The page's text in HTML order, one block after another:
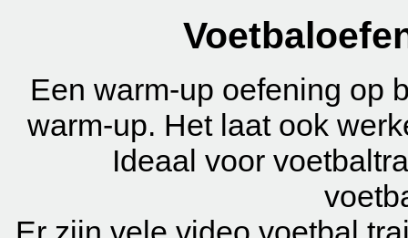
Een warm-up oefening op
warm-up. Het laat ook
Ideaal voor